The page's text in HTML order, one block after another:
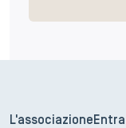
L'associazione